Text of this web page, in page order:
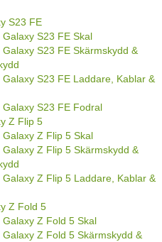
S23 FE
S23 FE Skal
S23 FE Skärmskydd &
Galaxy S23 FE Laddare, Kablar &
Galaxy S23 FE Fodral
Z Flip 5
Galaxy Z Flip 5 Skal
Galaxy Z Flip 5 Skärmskydd &
Galaxy Z Flip 5 Laddare, Kablar &
Z Fold 5
Galaxy Z Fold 5 Skal
Galaxy Z Fold 5 Skärmskydd &